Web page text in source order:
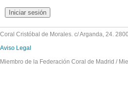
Coral Cristóbal de Morales. c/ Arganda, 24.
Aviso Legal
Miembro de la Federación Coral de Madrid /